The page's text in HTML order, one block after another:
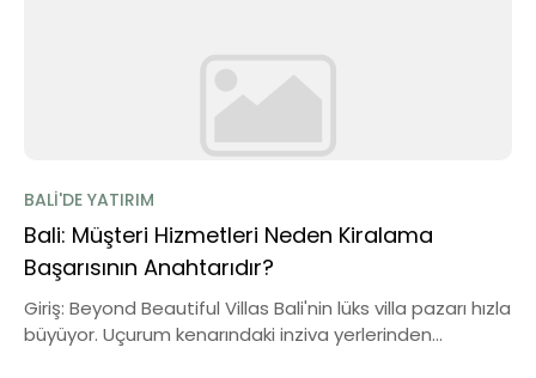
BALI'DE YATIRIM
Bali: Müşteri Hizmetleri Neden Kiralama
Başarısının Anahtarıdır?
Giriş: Beyond Beautiful Villas Bali'nin lüks villa pazarı hızla
büyüyor. Uçurum kenarındaki inziva yerlerinden...